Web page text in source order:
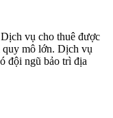
Dịch vụ cho thuê được
quy mô lớn. Dịch vụ
đội ngũ bảo trì địa